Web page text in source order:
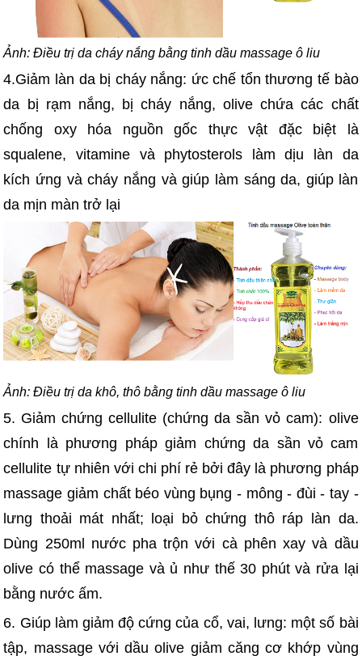
Ảnh: Điều trị da cháy nắng bằng tinh dầu massage ô liu
4.Giảm làn da bị cháy nắng: ức chế tổn thương tế bào
da bị rạm nắng, bị cháy nắng, olive chứa các chất
chống oxy hóa nguồn gốc thực vật đặc biệt là
squalene, vitamine và phytosterols làm dịu làn da
kích ứng và cháy nắng và giúp làm sáng da, giúp làn
da mịn màn trở lại
Ảnh: Điều trị da khô, thô bằng tinh dầu massage ô liu
5. Giảm chứng cellulite (chứng da sần vỏ cam): olive
chính là phương pháp giảm chứng da sần vỏ cam
cellulite tự nhiên với chi phí rẻ bởi đây là phương pháp
massage giảm chất béo vùng bụng - mông - đùi - tay -
lưng thoải mát nhất; loại bỏ chứng thô ráp làn da.
Dùng 250ml nước pha trộn với cà phên xay và dầu
olive có thể massage và ủ như thế 30 phút và rửa lại
bằng nước ấm.
6. Giúp làm giảm độ cứng của cổ, vai, lưng: một số bài
tập, massage với dầu olive giảm căng cơ khớp vùng